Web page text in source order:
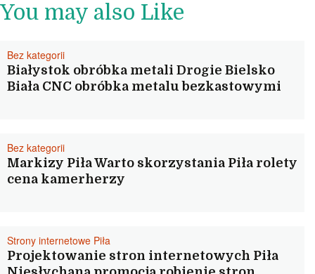
You may also Like
Bez kategorii
Białystok obróbka metali Drogie Bielsko
Biała CNC obróbka metalu bezkastowymi
Bez kategorii
Markizy Piła Warto skorzystania Piła rolety
cena kamerherzy
Strony internetowe Piła
Projektowanie stron internetowych Piła